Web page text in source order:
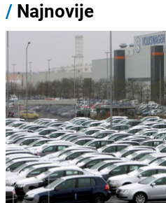
/ Najnovije